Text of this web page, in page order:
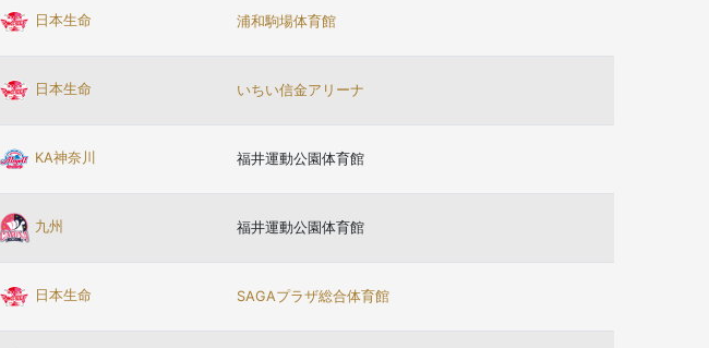
日本生命 浦和駒場体育館
日本生命 いちい信金アリーナ
KA神奈川 福井運動公園体育館
九州 福井運動公園体育館
日本生命 SAGAプラザ総合体育館